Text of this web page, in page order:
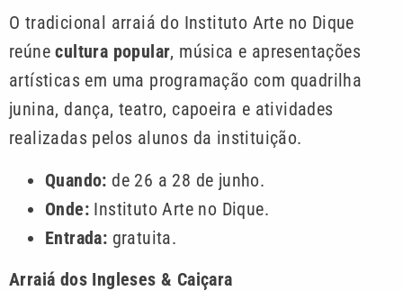
O tradicional arraiá do Instituto Arte no Dique
reúnecultura popular, música e apresentações
artísticas em uma programação com quadrilha
junina, dança, teatro, capoeira e atividades
realizadas pelos alunos da instituição.
Quando: de 26 a 28 de junho.
Onde: Instituto Arte no Dique.
Entrada: gratuita.
Arraiá dos Ingleses & Caiçara